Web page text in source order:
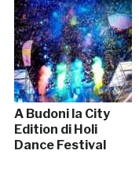
A Budoni la City
Edition di Holi
Dance Festival